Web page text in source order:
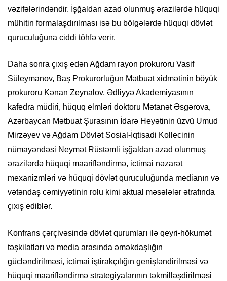
vəzifələrindəndir. İşğaldan azad olunmuş ərazilərdə hüquqi
mühitin formalaşdırılması isə bu bölgələrdə hüquqi dövlət
quruculuğuna ciddi töhfə verir.
Daha sonra çıxış edən Ağdam rayon prokuroru Vasif
Süleymanov, Baş Prokurorluğun Mətbuat xidmətinin böyük
prokuroru Kənan Zeynalov, Ədliyyə Akademiyasının
kafedra müdiri, hüquq elmləri doktoru Mətanət Əsgərova,
Azərbaycan Mətbuat Şurasının İdarə Heyətinin üzvü Umud
Mirzəyev və Ağdam Dövlət Sosial-İqtisadi Kollecinin
nümayəndəsi Neymət Rüstəmli işğaldan azad olunmuş
ərazilərdə hüquqi maarifləndirmə, ictimai nəzarət
mexanizmləri və hüquqi dövlət quruculuğunda medianın və
vətəndaş cəmiyyətinin rolu kimi aktual məsələlər ətrafında
çıxış ediblər.
Konfrans çərçivəsində dövlət qurumları ilə qeyri-hökumət
təşkilatları və media arasında əməkdaşlığın
gücləndirilməsi, ictimai iştirakçılığın genişləndirilməsi və
hüquqi maarifləndirmə strategiyalarının təkmilləşdirilməsi